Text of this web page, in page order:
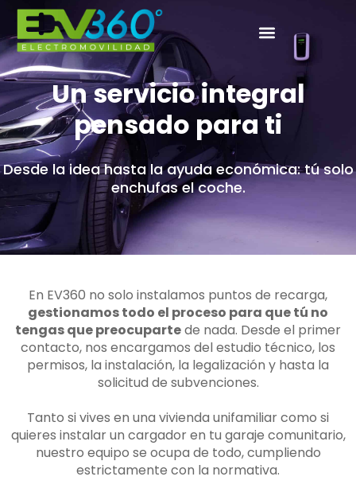
Un servicio integral
pensado para ti
Desde la idea hasta la ayuda económica: tú solo
enchufas el coche.
En EV360 no solo instalamos puntos de recarga,
gestionamos todo el proceso para que tú no
tengas que preocupartede nada. Desde el primer
contacto, nos encargamos del estudio técnico, los
permisos, la instalación, la legalización y hasta la
solicitud de subvenciones.
Tanto si vives en una vivienda unifamiliar como si
quieres instalar un cargador en tu garaje comunitario,
nuestro equipo se ocupa de todo, cumpliendo
estrictamente con la normativa.